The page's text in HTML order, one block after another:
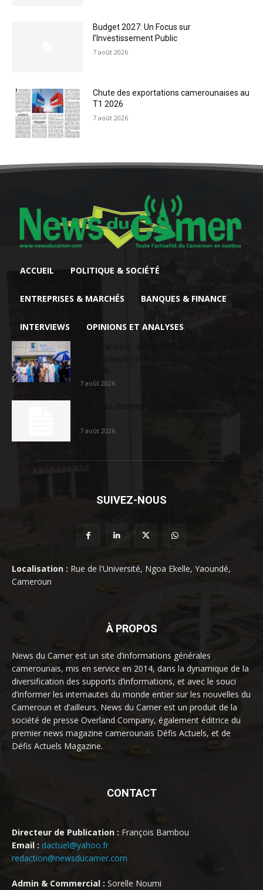
Budget 2027: Un Focus sur
l’Investissement Public
7 août 2026
Chute des exportations camerounaises au
T1 2026
7 août 2026
ACCUEIL POLITIQUE & SOCIÉTÉ
ENTREPRISES & MARCHÉS BANQUES & FINANCE
INTERVIEWS OPINIONS ET ANALYSES
7 août 2026
7 août 2026
SUIVEZ-NOUS
Localisation : Rue de l'Université, Ngoa Ekelle, Yaoundé,
Cameroun
À PROPOS
News du Camer est un site d’informations générales
camerounais, mis en service en 2014, dans la dynamique de la
diversification des supports d’informations, et avec le souci
d’informer les internautes du monde entier sur les nouvelles du
Cameroun et d’ailleurs. News du Camer est un produit de la
société de presse Overland Company, également éditrice du
premier news magazine camerounais Défis Actuels, et de
Défis Actuels Magazine.
CONTACT
Directeur de Publication : François Bambou
Email : dactuel@yahoo.fr
redaction@newsducamer.com
Admin & Commercial : Sorelle Noumi